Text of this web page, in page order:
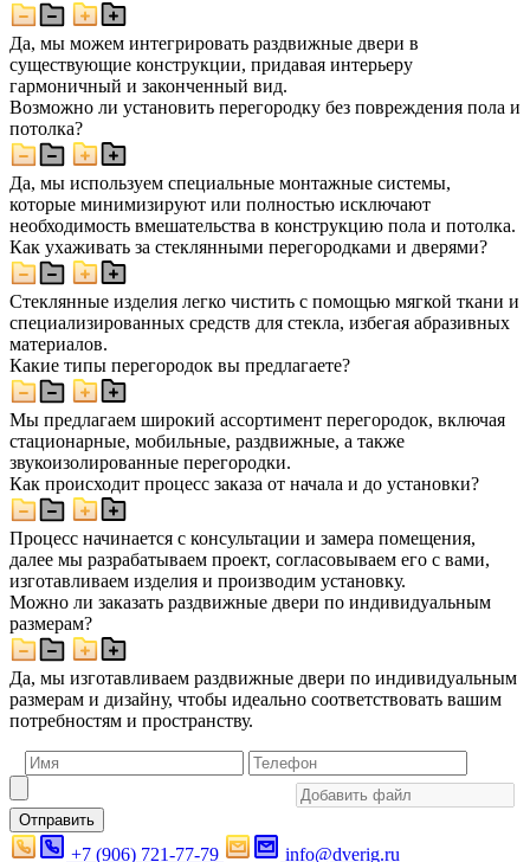
Да, мы можем интегрировать раздвижные двери в
существующие конструкции, придавая интерьеру
гармоничный и законченный вид.
Возможно ли установить перегородку без повреждения пола и
потолка?
Да, мы используем специальные монтажные системы,
которые минимизируют или полностью исключают
необходимость вмешательства в конструкцию пола и потолка.
Как ухаживать за стеклянными перегородками и дверями?
Стеклянные изделия легко чистить с помощью мягкой ткани и
специализированных средств для стекла, избегая абразивных
материалов.
Какие типы перегородок вы предлагаете?
Мы предлагаем широкий ассортимент перегородок, включая
стационарные, мобильные, раздвижные, а также
звукоизолированные перегородки.
Как происходит процесс заказа от начала и до установки?
Процесс начинается с консультации и замера помещения,
далее мы разрабатываем проект, согласовываем его с вами,
изготавливаем изделия и производим установку.
Можно ли заказать раздвижные двери по индивидуальным
размерам?
Да, мы изготавливаем раздвижные двери по индивидуальным
размерам и дизайну, чтобы идеально соответствовать вашим
потребностям и пространству.
Отправить
+7 (906) 721-77-79 info@dverig.ru